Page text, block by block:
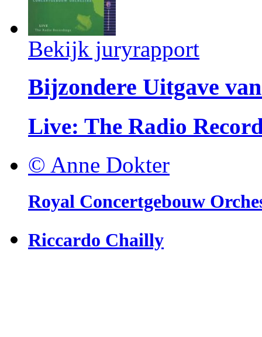
Bekijk juryrapport
Bijzondere Uitgave
Live: The Radio
© Anne Dokter
Royal Concertgebouw
Riccardo Chailly